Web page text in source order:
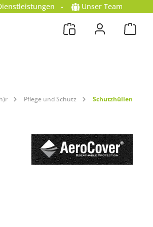
- Unser Team
Pflege und Schutz Schutzhüllen